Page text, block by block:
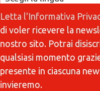
Letta l'Informativa
di voler ricevere la
nostro sito. Potrai
qualsiasi momento
presente in ciascuna
invieremo.